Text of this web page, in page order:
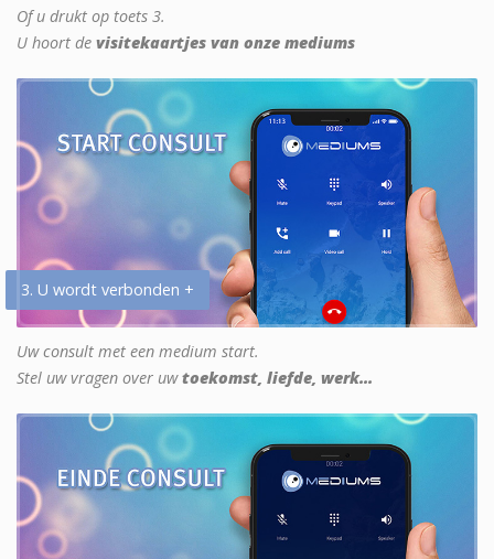
Of u drukt op toets 3.
U hoort de visitekaartjes van onze mediums
3. U wordt verbonden +
Uw consult met een medium start.
Stel uw vragen over uwtoekomst, liefde, werk...